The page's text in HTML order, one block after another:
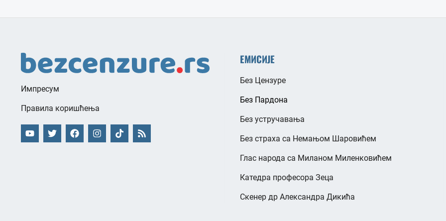
Импресум
Правила коришћења
ЕМИСИЈЕ
Без Цензуре
Без Пардона
Без устручавања
Без страха са Немањом Шаровићем
Глас народа са Миланом Миленковићем
Катедра професора Зеца
Скенер др Александра Дикића